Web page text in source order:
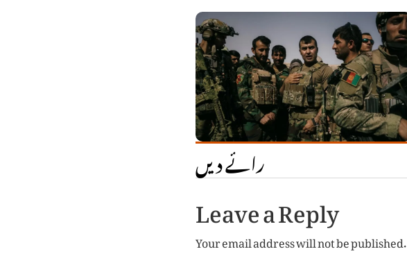
رائے دیں
Leave a Reply
Your email address will not be published.